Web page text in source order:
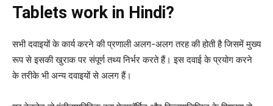
Tablets work in Hindi?
सभी दवाइयों के कार्य करने की प्रणाली अलग-अलग तरह की होती है जिसमें मुख्य
रूप से इसकी खुराक पर संपूर्ण तथ्य निर्भर करते हैं। इस दवाई के प्रयोग करने
के तरीके भी अन्य दवाइयों से अलग हैं।